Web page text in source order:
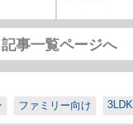
記事一覧ページへ
ファミリー向け 3LDK